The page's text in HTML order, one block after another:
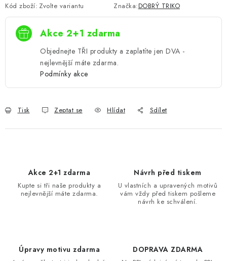
Kód zboží: Zvolte variantu Značka:DOBRÝ TRIKO
Akce 2+1 zdarma
Objednejte TŘI produkty a zaplatíte jen DVA -
nejlevnější máte zdarma.
Podmínky akce
Tisk Zeptat se Hlídat Sdílet
Akce 2+1 zdarma
Kupte si tři naše produkty a
nejlevnější máte zdarma.
Návrh před tiskem
U vlastních a upravených motivů
vám vždy před tiskem pošleme
návrh ke schválení.
Úpravy motivu zdarma DOPRAVA ZDARMA